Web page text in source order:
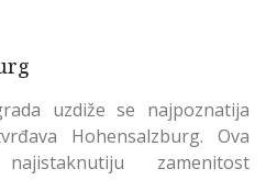
uzdiže se najpoznatija
Hohensalzburg. Ova
zamenitost